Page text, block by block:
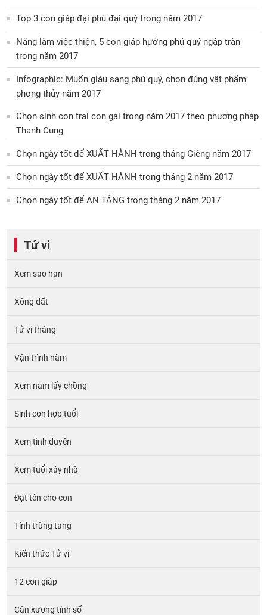
Top 3 con giáp đại phú đại quý trong năm 2017
Năng làm việc thiện, 5 con giáp hưởng phú quý ngập tràn
trong năm 2017
Infographic: Muốn giàu sang phú quý, chọn đúng vật phẩm
phong thủy năm 2017
Chọn sinh con trai con gái trong năm 2017 theo phương pháp
Thanh Cung
Chọn ngày tốt để XUẤT HÀNH trong tháng Giêng năm 2017
Chọn ngày tốt để XUẤT HÀNH trong tháng 2 năm 2017
Chọn ngày tốt để AN TÁNG trong tháng 2 năm 2017
Tử vi
Xem sao hạn
Xông đất
Tử vi tháng
Vận trình năm
Xem năm lấy chồng
Sinh con hợp tuổi
Xem tình duyên
Xem tuổi xây nhà
Đặt tên cho con
Tính trùng tang
Kiến thức Tử vi
12 con giáp
Cân xương tính số